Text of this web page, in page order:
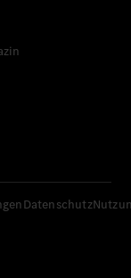
Datenschutz